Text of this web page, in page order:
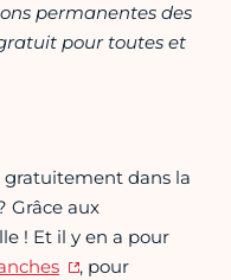
permanentes des
pour toutes et
dans la
Grâce aux
! Et il y en a pour
, pour